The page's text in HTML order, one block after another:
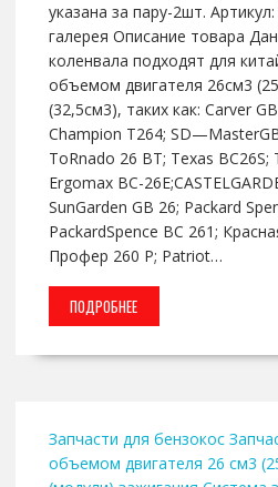
указана за пару-2шт.
галерея Описание товара
коленвала подходят для
объемом двигателя 26см3
(32,5см3), таких как: Carver
Champion T264;
ToRnado 26 BT; Texas BC26S;
Ergomax BC-
SunGarden GB 26; Packard
PackardSpence BC 261;
Профер 260 Р; Patriot…
ПОДРОБНЕЕ
Запчасти для бензокос
объемом двигателя 26 см3